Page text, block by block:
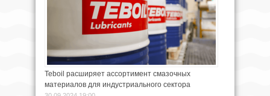
Teboil расширяет ассортимент смазочных
материалов для индустриального сектора